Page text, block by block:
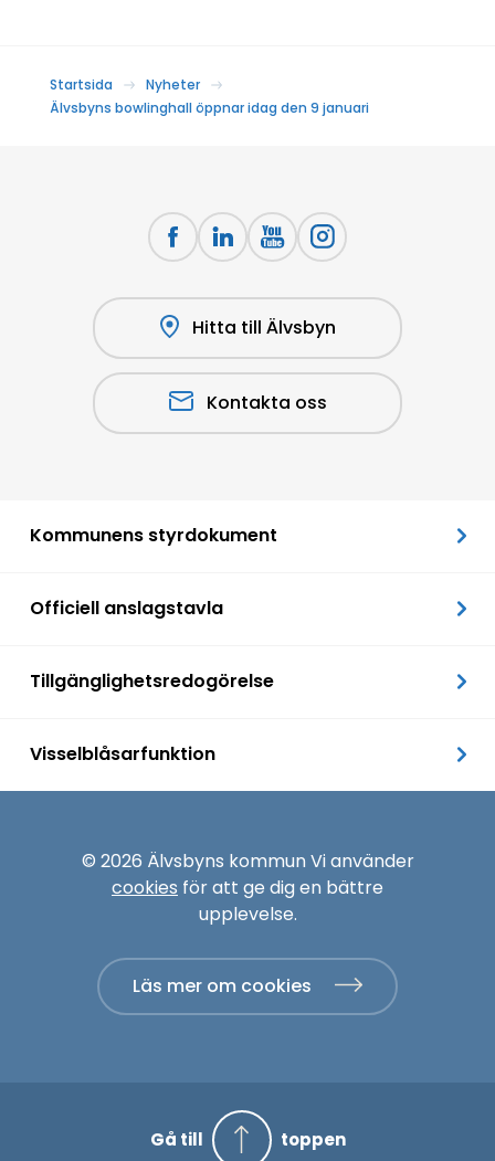
Startsida
Nyheter
Älvsbyns bowlinghall öppnar idag den 9 januari
Hitta till Älvsbyn
Kontakta oss
Kommunens styrdokument
Officiell anslagstavla
Tillgänglighetsredogörelse
Visselblåsarfunktion
© 2026 Älvsbyns kommun Vi använder
cookies för att ge dig en bättre
upplevelse.
Läs mer om cookies
Gå till toppen